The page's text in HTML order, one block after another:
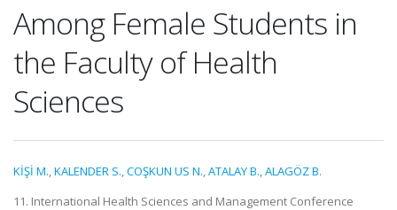
Among Female Students in
the Faculty of Health
Sciences
KİŞİ M.,KALENDER S.,COŞKUN US N.,ATALAY B.,ALAGÖZ B.
11. International Health Sciences and Management Conference